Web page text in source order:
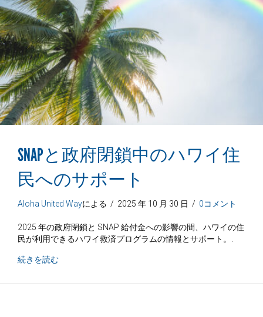
SNAPと政府閉鎖中のハワイ住
民へのサポート
Aloha United Wayによる / 2025 年 10 月 30 日 / 0コメント
2025 年の政府閉鎖と SNAP 給付金への影響の間、ハワイの住
民が利用できるハワイ救済プログラムの情報とサポート。.
続きを読むSNAPと政府閉鎖中のハワイ住民向けのサポートについ